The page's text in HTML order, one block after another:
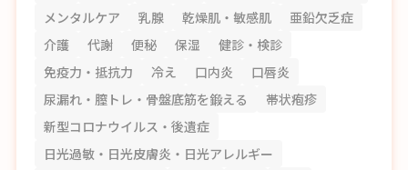
メンタルケア
乳腺 乾燥肌・敏感肌
亜鉛欠乏症
介護
代謝 便秘 保湿
健診・検診
免疫力・抵抗力
冷え 口内炎
口唇炎
尿漏れ・膣トレ・骨盤底筋を鍛える
帯状疱疹
新型コロナウイルス・後遺症
日光過敏・日光皮膚炎・日光アレルギー